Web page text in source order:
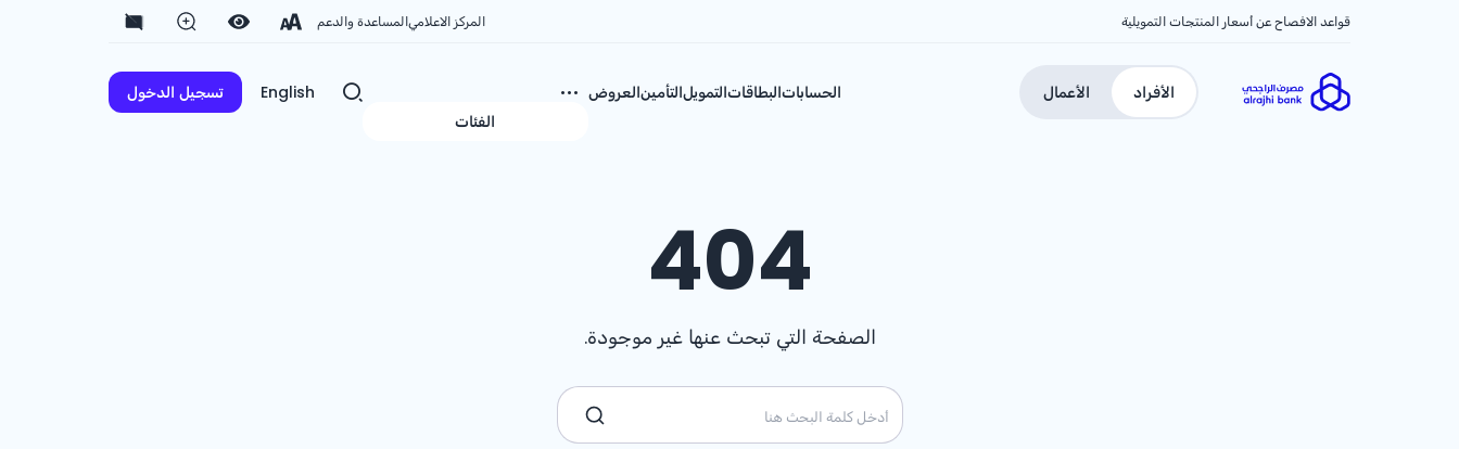
قواعد الافصاح عن أسعار المنتجات التمويلية المركز الاعلاميالمساعدة والدعم
الأفراد الأعمال الحساباتالبطاقاتالتمويلالتأمينالعروض
الفئات
English تسجيل الدخول
404
الصفحة التي تبحث عنها غير موجودة.